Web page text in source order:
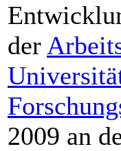
der
2009 an